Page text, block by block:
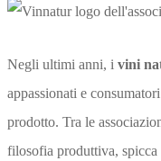
Negli ultimi anni, i vini
appassionati e
prodotto. Tra le
filosofia produttiva, spicca